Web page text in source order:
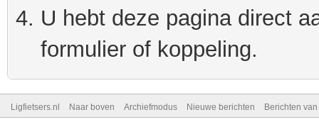
U hebt deze pagina direct
formulier of koppeling.
Ligfietsers.nl Naar boven Archiefmodus Nieuwe berichten Berichten